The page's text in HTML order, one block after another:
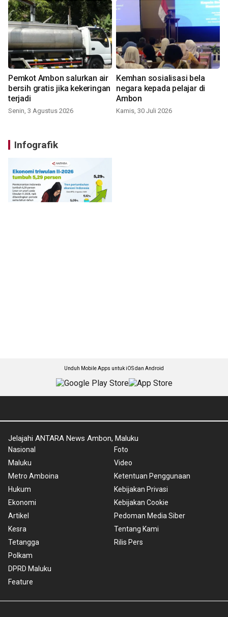
Pemkot Ambon salurkan air
bersih gratis jika kekeringan
terjadi
Senin, 3 Agustus 2026
Kemhan sosialisasi bela
negara kepada pelajar di
Ambon
Kamis, 30 Juli 2026
Infografik
Unduh Mobile Apps untuk iOS dan Android
Jelajahi ANTARA News Ambon, Maluku
Nasional
Maluku
Metro Amboina
Hukum
Ekonomi
Artikel
Kesra
Tetangga
Polkam
DPRD Maluku
Feature
Foto
Video
Ketentuan Penggunaan
Kebijakan Privasi
Kebijakan Cookie
Pedoman Media Siber
Tentang Kami
Rilis Pers